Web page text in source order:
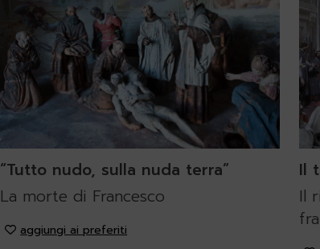
“Tutto nudo, sulla nuda terra”
La morte di Francesco
aggiungi ai preferiti
Il
Il